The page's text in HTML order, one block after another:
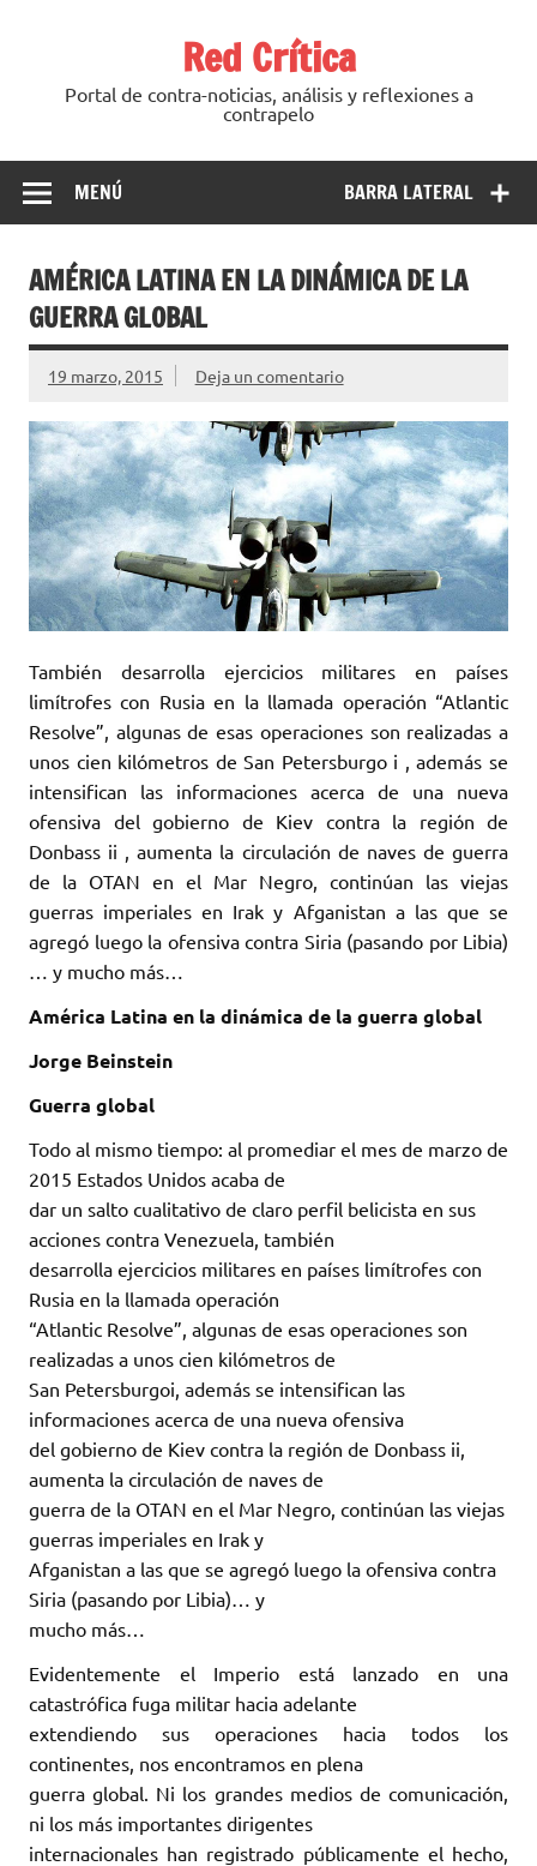
Red Crítica
Portal de contra-noticias, análisis y reflexiones a
contrapelo
BARRA LATERAL
MENÚ
AMÉRICA LATINA EN LA DINÁMICA DE LA
GUERRA GLOBAL
19 marzo, 2015 Deja un comentario
También desarrolla ejercicios militares en países
limítrofes con Rusia en la llamada operación “Atlantic
Resolve”, algunas de esas operaciones son realizadas a
unos cien kilómetros de San Petersburgo i , además se
intensifican las informaciones acerca de una nueva
ofensiva del gobierno de Kiev contra la región de
Donbass ii , aumenta la circulación de naves de guerra
de la OTAN en el Mar Negro, continúan las viejas
guerras imperiales en Irak y Afganistan a las que se
agregó luego la ofensiva contra Siria (pasando por Libia)
… y mucho más…
América Latina en la dinámica de la guerra global
Jorge Beinstein
Guerra global
Todo al mismo tiempo: al promediar el mes de marzo de
2015 Estados Unidos acaba de
dar un salto cualitativo de claro perfil belicista en sus
acciones contra Venezuela, también
desarrolla ejercicios militares en países limítrofes con
Rusia en la llamada operación
“Atlantic Resolve”, algunas de esas operaciones son
realizadas a unos cien kilómetros de
San Petersburgoi, además se intensifican las
informaciones acerca de una nueva ofensiva
del gobierno de Kiev contra la región de Donbass ii,
aumenta la circulación de naves de
guerra de la OTAN en el Mar Negro, continúan las viejas
guerras imperiales en Irak y
Afganistan a las que se agregó luego la ofensiva contra
Siria (pasando por Libia)… y
mucho más…
Evidentemente el Imperio está lanzado en una
catastrófica fuga militar hacia adelante
extendiendo sus operaciones hacia todos los
continentes, nos encontramos en plena
guerra global. Ni los grandes medios de comunicación,
ni los más importantes dirigentes
internacionales han registrado públicamente el hecho,